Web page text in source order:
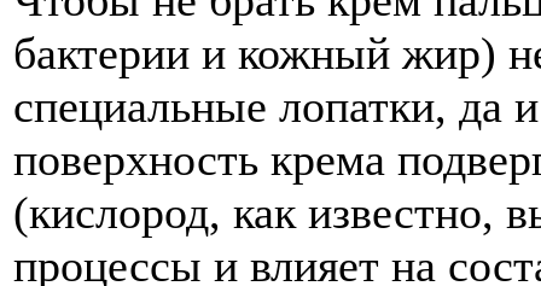
бактерии и кожный жир)
специальные лопатки, да
поверхность крема
(кислород, как известно,
процессы и влияет на